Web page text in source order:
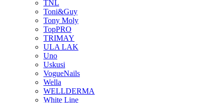
TNL
Toni&Guy
Tony Moly
TopPRO
TRIMAY
ULA LAK
Uno
Uskusi
VogueNails
Wella
WELLDERMA
White Line